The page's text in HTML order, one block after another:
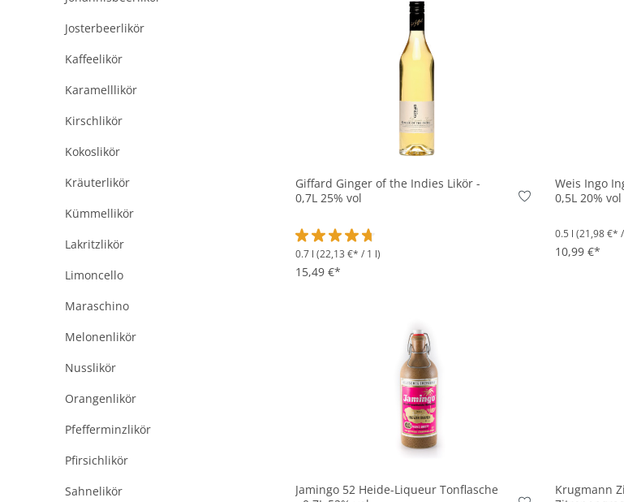
Josterbeerlikör
Kaffeelikör
Karamelllikör
Kirschlikör
Kokoslikör
Kräuterlikör
Kümmellikör
Lakritzlikör
Limoncello
Maraschino
Melonenlikör
Nusslikör
Orangenlikör
Pfefferminzlikör
Pfirsichlikör
Sahnelikör
Giffard Ginger of the Indies Likör -
0,7L 25% vol
Durchschnittliche Bewertung von 4.7 von 5 Sternen
0.7 l (22,13 €* / 1 l)
15,49 €*
In den Korb
Weis Ingo
0,5L 20% vol
0.5 l (21,98 €*
10,99 €*
Jamingo 52 Heide-Liqueur Tonflasche
In den Korb
Krugmann